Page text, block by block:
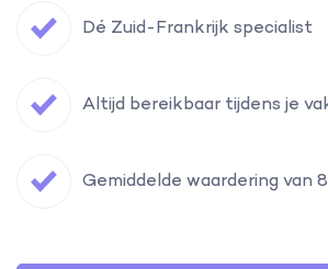
Dé Zuid-Frankrijk specialist
Altijd bereikbaar tijdens je
Gemiddelde waardering van